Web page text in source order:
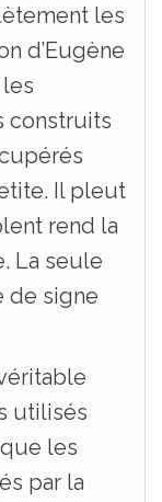
les
d’Eugène
construits
Il pleut
rend la
La seule
de signe
utilisés
les
par la